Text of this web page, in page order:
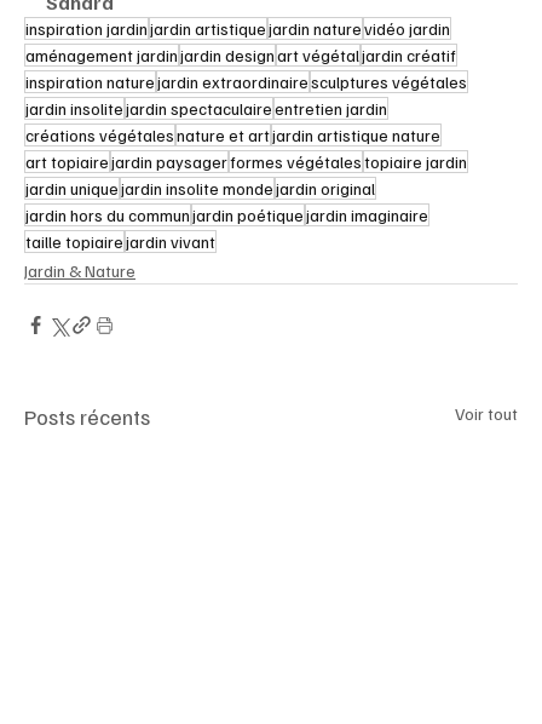
inspiration jardinjardin artistiquejardin naturevidéo jardin
aménagement jardinjardin designart végétaljardin créatif
inspiration naturejardin extraordinairesculptures végétales
jardin insolitejardin spectaculaireentretien jardin
créations végétalesnature et artjardin artistique nature
art topiairejardin paysagerformes végétalestopiaire jardin
jardin uniquejardin insolite mondejardin original
jardin hors du communjardin poétiquejardin imaginaire
taille topiairejardin vivant
Jardin & Nature
Posts récents Voir tout